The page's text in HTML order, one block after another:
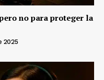
no para proteger la
2025